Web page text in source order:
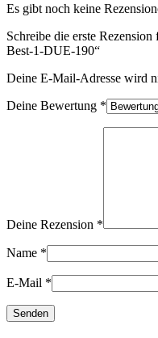
Es gibt noch keine
Schreibe die erste
Best-1-DUE-190“
Deine E-Mail-Adresse wird
Deine Bewertung *
Deine Rezension *
Name *
E-Mail *